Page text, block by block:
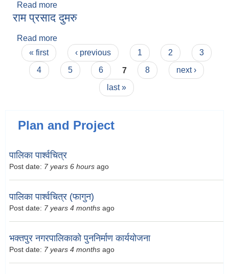
Read more
राम प्रसाद दुमरु
Read more
Pages
« first ‹ previous 1 2
3
4
5 6 7 8
next ›
last »
Plan and Project
पालिका पार्श्वचित्र
Post date: 7 years 6 hours ago
पालिका पार्श्वचित्र (फागुन)
Post date: 7 years 4 months ago
भक्तपुर नगरपालिकाको पुननिर्माण कार्ययोजना
Post date: 7 years 4 months ago